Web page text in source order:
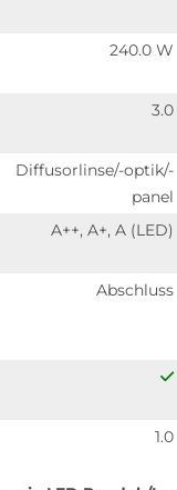
240.0 W
3.0
Diffusorlinse/-optik/-
panel
A++, A+, A (LED)
Abschluss
1.0